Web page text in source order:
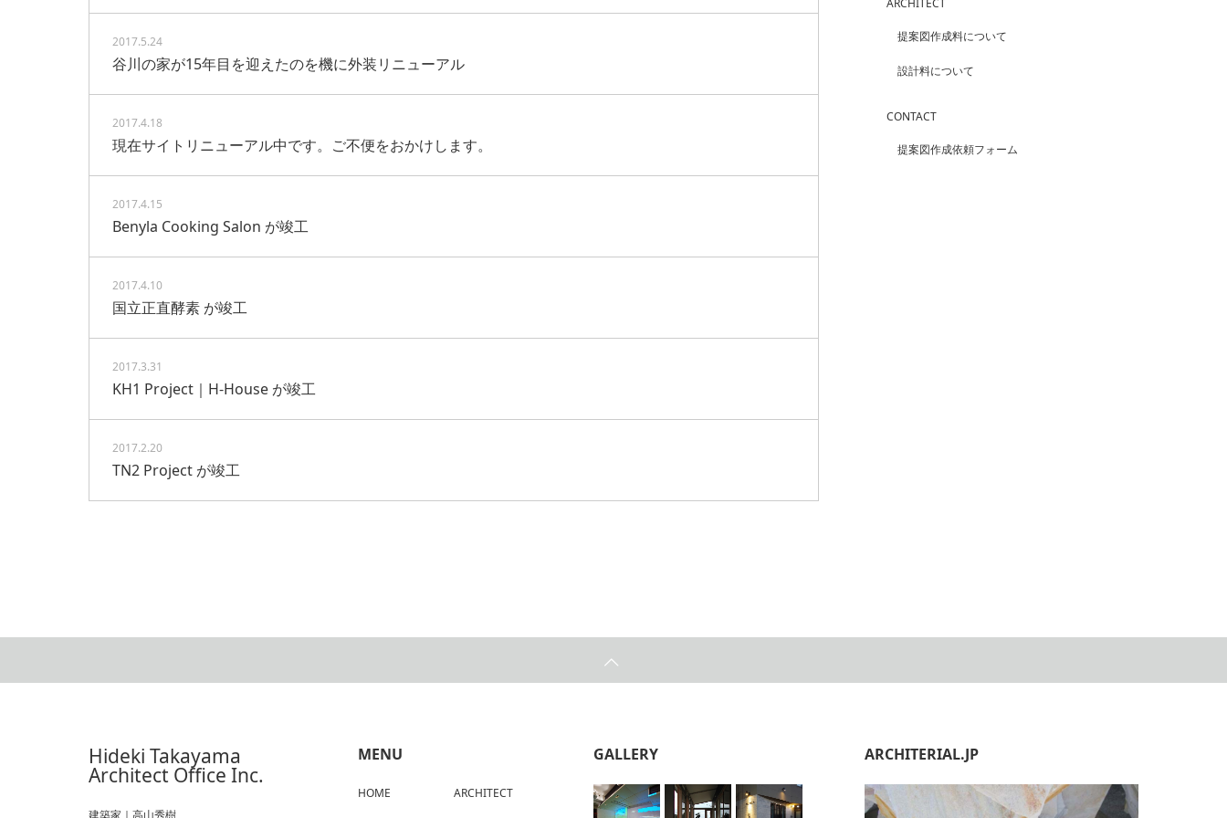
2017.5.24
谷川の家が15年目を迎えたのを機に外装リニューアル
2017.4.18
現在サイトリニューアル中です。ご不便をおかけします。
2017.4.15
Benyla Cooking Salon が竣工
2017.4.10
国立正直酵素 が竣工
2017.3.31
KH1 Project｜H-House が竣工
2017.2.20
TN2 Project が竣工
ARCHITECT
提案図作成料について
設計料について
CONTACT
提案図作成依頼フォーム
MENU
HOME
ARCHITECT
GALLERY ARCHITERIAL.JP
Hideki Takayama
Architect Office Inc.